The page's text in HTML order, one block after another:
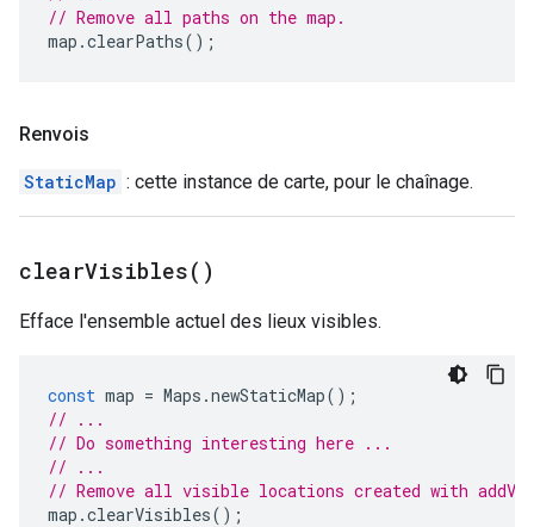
// Remove all paths on the map.
map .clearPaths();
Renvois
StaticMap : cette instance de carte, pour le chaînage.
clearVisibles( )
Efface l'ensemble actuel des lieux visibles.
const map = Maps .newStaticMap();
// ...
// Do something interesting here ...
// ...
// Remove all visible locations created with
map .clearVisibles();